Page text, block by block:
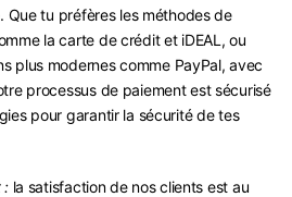
Que tu préfères les méthodes de
la carte de crédit et iDEAL, ou
plus modernes comme PayPal, avec
processus de paiement est sécurisé
pour garantir la sécurité de tes
:la satisfaction de nos clients est au